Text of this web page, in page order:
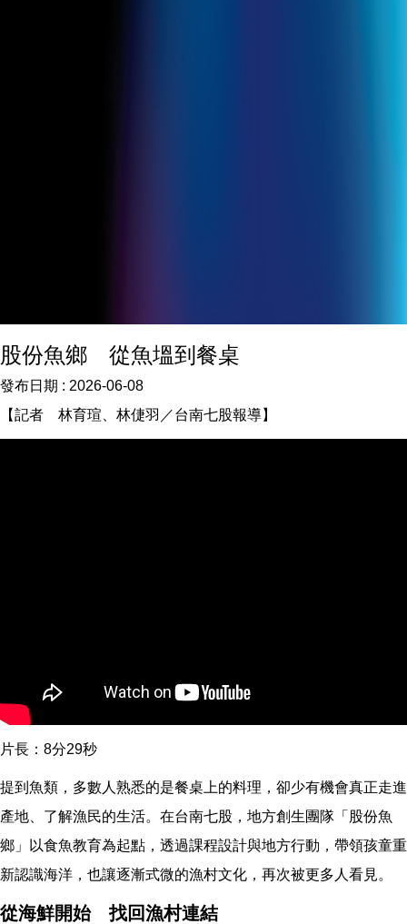
股份魚鄉 從魚塭到餐桌
發布日期 : 2026-06-08
【記者 林育瑄、林倢羽／台南七股報導】
片長：8分29秒
提到魚類，多數人熟悉的是餐桌上的料理，卻少有機會真正走進
產地、了解漁民的生活。在台南七股，地方創生團隊「股份魚
鄉」以食魚教育為起點，透過課程設計與地方行動，帶領孩童重
新認識海洋，也讓逐漸式微的漁村文化，再次被更多人看見。
從海鮮開始 找回漁村連結